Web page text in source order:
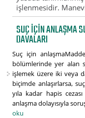
işlenmesidir.
SUÇ IÇIN ANLAŞMA
DAVALARI
Suç için
bölümlerinde yer alan
işlemek üzere iki veya
biçimde anlaşırlarsa,
yıla kadar hapis
anlaşma dolayısıyla
oku